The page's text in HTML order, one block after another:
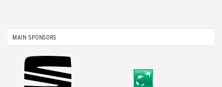
MAIN SPONSORS